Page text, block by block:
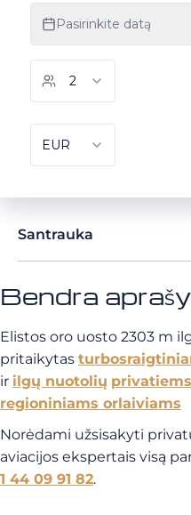
Santrauka
Bendra
Elistos oro uosto 2303 m
pritaikytas
ir ilgų nuotolių
regioniniams orlaiviams
Norėdami užsisakyti
aviacijos ekspertais visą
1 44 09 91 82.